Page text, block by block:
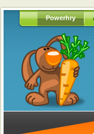
Powerhry